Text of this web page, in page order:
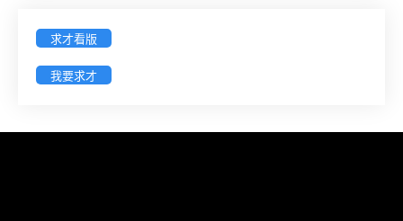
戳為憑)】
徵詢有意願擔任臺南市115年度國民中小學法治教育
求才看版
我要求才